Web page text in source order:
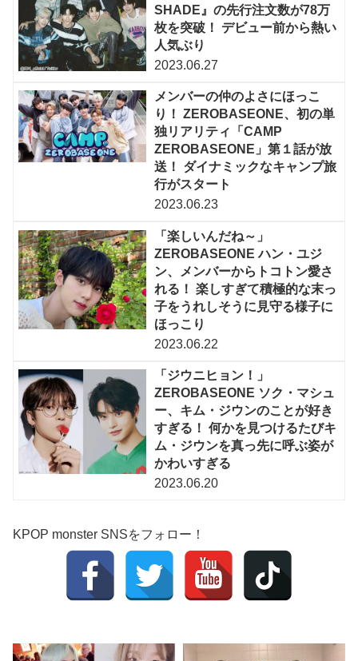
SHADE』の先行注文数が78万
枚を突破！ デビュー前から熱い
人気ぶり
2023.06.27
メンバーの仲のよさにほっこ
り！ ZEROBASEONE、初の単
独リアリティ「CAMP
ZEROBASEONE」第１話が放
送！ ダイナミックなキャンプ旅
行がスタート
2023.06.23
「楽しいんだね～」
ZEROBASEONE ハン・ユジ
ン、メンバーからトコトン愛さ
れる！ 楽しすぎて積極的な末っ
子をうれしそうに見守る様子に
ほっこり
2023.06.22
「ジウニヒョン！」
ZEROBASEONE ソク・マシュ
ー、キム・ジウンのことが好き
すぎる！ 何かを見つけるたびキ
ム・ジウンを真っ先に呼ぶ姿が
かわいすぎる
2023.06.20
KPOP monster SNSをフォロー！